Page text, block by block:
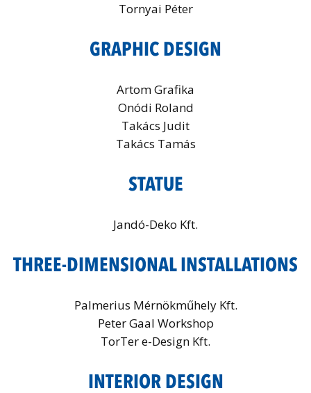
Tornyai Péter
GRAPHIC DESIGN
Artom Grafika
Onódi Roland
Takács Judit
Takács Tamás
STATUE
Jandó-Deko Kft.
THREE-DIMENSIONAL INSTALLATIONS
Palmerius Mérnökműhely Kft.
Peter Gaal Workshop
TorTer e-Design Kft.
INTERIOR DESIGN